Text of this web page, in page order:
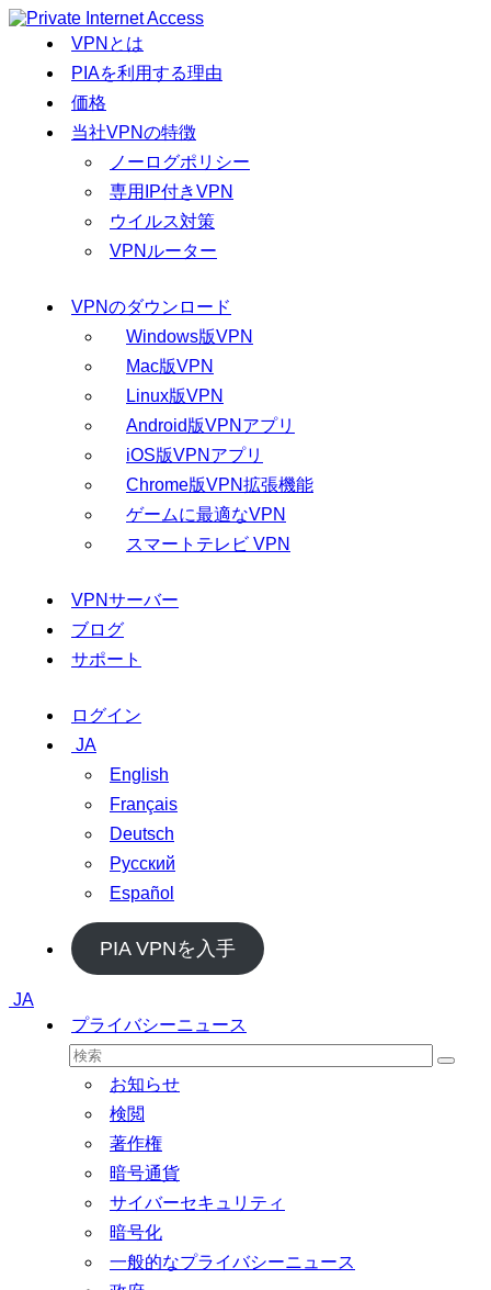
VPNとは
PIAを利用する理由
価格
当社VPNの特徴
ノーログポリシー
専用IP付きVPN
ウイルス対策
VPNルーター
VPNのダウンロード
Windows版VPN
Mac版VPN
Linux版VPN
Android版VPNアプリ
iOS版VPNアプリ
Chrome版VPN拡張機能
ゲームに最適なVPN
スマートテレビ VPN
VPNサーバー
ブログ
サポート
ログイン
JA
English
Français
Deutsch
Русский
Español
PIA VPNを入手
JA
プライバシーニュース
お知らせ
検閲
著作権
暗号通貨
サイバーセキュリティ
暗号化
一般的なプライバシーニュース